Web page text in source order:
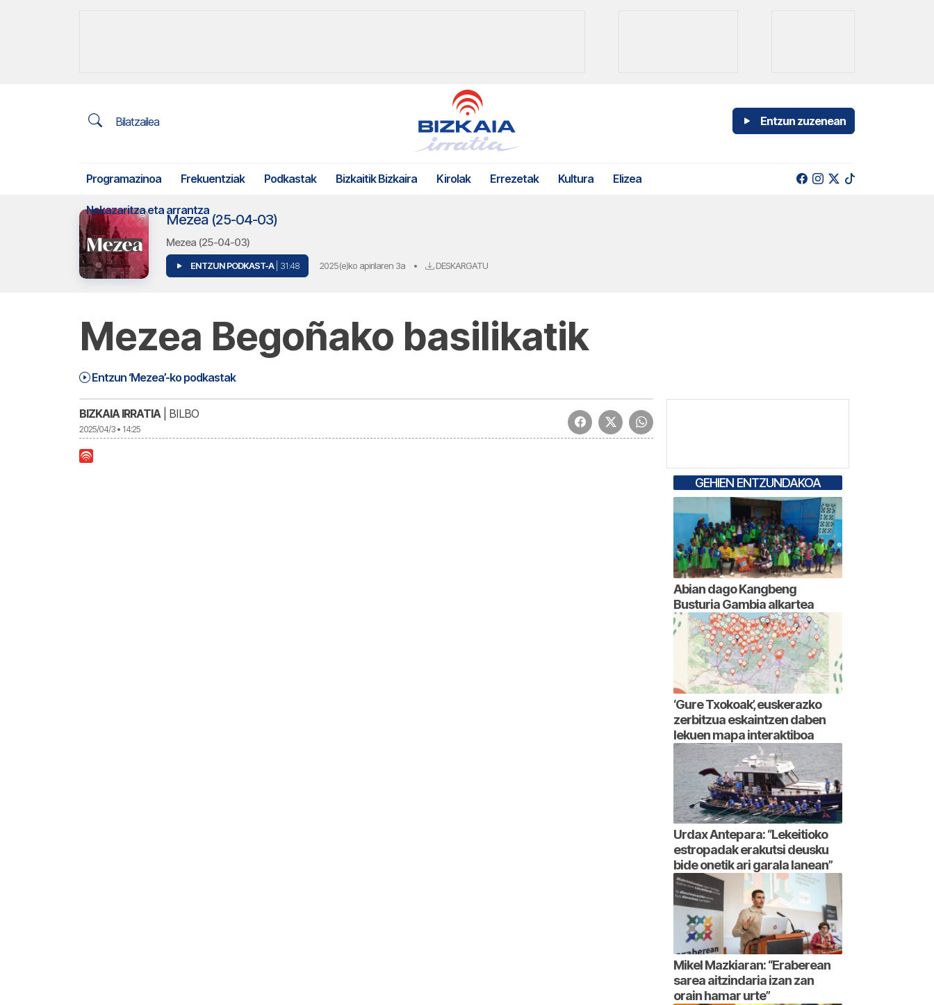
Bilatzailea Entzun zuzenean
Programazinoa Frekuentziak Podkastak Bizkaitik Bizkaira Kirolak Errezetak Kultura Elizea
Nekazaritza eta arrantza
Mezea (25-04-03)
Mezea (25-04-03)
ENTZUN PODKAST-A | 31:48 2025(e)ko apirilaren 3a • DESKARGATU
Mezea Begoñako basilikatik
Entzun ‘Mezea’-ko podkastak
31:48 Mezea (25-04-03) | Mezea
BIZKAIA IRRATIA| BILBO
2025/04/3 • 14:25
GEHIEN ENTZUNDAKOA
Abian dago Kangbeng
Busturia Gambia alkartea
‘Gure Txokoak’, euskerazko
zerbitzua eskaintzen daben
lekuen mapa interaktiboa
Urdax Antepara: “Lekeitioko
estropadak erakutsi deusku
bide onetik ari garala lanean”
Mikel Mazkiaran: “Eraberean
sarea aitzindaria izan zan
orain hamar urte”